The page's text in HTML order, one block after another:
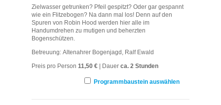
Zielwasser getrunken? Pfeil gespitzt? Oder gar gespannt
wie ein Flitzebogen? Na dann mal los! Denn auf den
Spuren von Robin Hood werden hier alle im
Handumdrehen zu mutigen und beherzten
Bogenschützen.
Betreuung: Altenahrer Bogenjagd, Ralf Ewald
Preis pro Person 11,50 € | Dauer ca. 2 Stunden
Programmbaustein auswählen